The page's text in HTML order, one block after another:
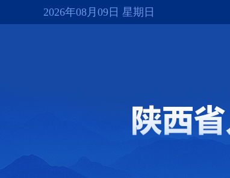
2026年08月09日 星期日